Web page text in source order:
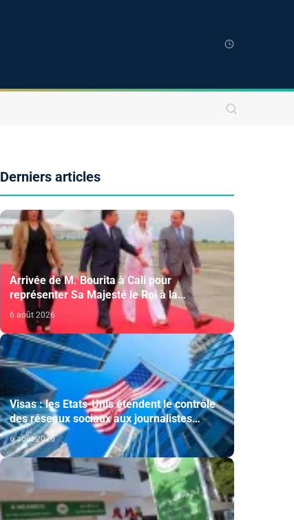
Derniers articles
Arrivée de M. Bourita à Cali pour
représenter Sa Majesté le Roi à la
cérémonie d'investiture du nouveau
président colombien
6 août 2026
Visas : les Etats-Unis étendent le contrôle
des réseaux sociaux aux journalistes
étrangers
6 août 2026